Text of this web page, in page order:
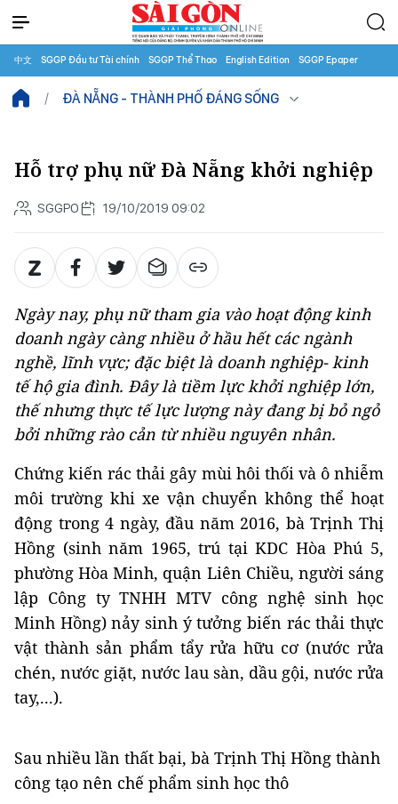
中文 SGGP Đầu tư Tài chính SGGP Thể Thao English Edition SGGP Epaper
ĐÀ NẴNG - THÀNH PHỐ ĐÁNG SỐNG
Hỗ trợ phụ nữ Đà Nẵng khởi nghiệp
SGGPO 19/10/2019 09:02
Ngày nay, phụ nữ tham gia vào hoạt động kinh
doanh ngày càng nhiều ở hầu hết các ngành
nghề, lĩnh vực; đặc biệt là doanh nghiệp- kinh
tế hộ gia đình. Đây là tiềm lực khởi nghiệp lớn,
thế nhưng thực tế lực lượng này đang bị bỏ ngỏ
bởi những rào cản từ nhiều nguyên nhân.
Chứng kiến rác thải gây mùi hôi thối và ô nhiễm
môi trường khi xe vận chuyển không thể hoạt
động trong 4 ngày, đầu năm 2016, bà Trịnh Thị
Hồng (sinh năm 1965, trú tại KDC Hòa Phú 5,
phường Hòa Minh, quận Liên Chiều, người sáng
lập Công ty TNHH MTV công nghệ sinh học
Minh Hồng) nảy sinh ý tưởng biến rác thải thực
vật thành sản phẩm tẩy rửa hữu cơ (nước rửa
chén, nước giặt, nước lau sàn, dầu gội, nước rửa
tay,...).
Sau nhiều lần thất bại, bà Trịnh Thị Hồng thành
công tạo nên chế phẩm sinh học thô